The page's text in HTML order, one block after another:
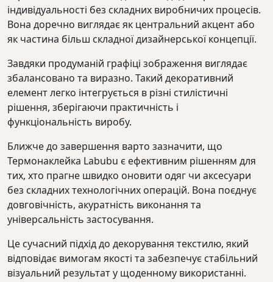
індивідуальності без складних виробничих процесів.
Вона доречно виглядає як центральний акцент або
як частина більш складної дизайнерської концепції.
Завдяки продуманій графіці зображення виглядає
збалансовано та виразно. Такий декоративний
елемент легко інтегрується в різні стилістичні
рішення, зберігаючи практичність і
функціональність виробу.
Ближче до завершення варто зазначити, що
Термонаклейка Labubu є ефективним рішенням для
тих, хто прагне швидко оновити одяг чи аксесуари
без складних технологічних операцій. Вона поєднує
довговічність, акуратність виконання та
універсальність застосування.
Це сучасний підхід до декорування текстилю, який
відповідає вимогам якості та забезпечує стабільний
візуальний результат у щоденному використанні.